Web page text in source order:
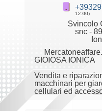
12:00)
Svincolo
snc -
GIOIOSA IONICA
Vendita e
macchinari per
cellulari ed